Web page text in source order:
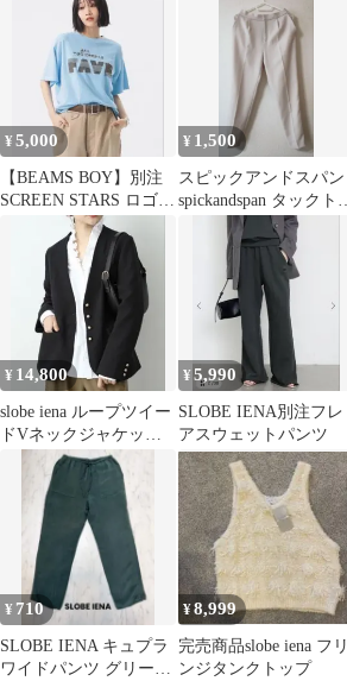
¥5,000
【BEAMS BOY】別注
SCREEN STARS ロゴ
プリントTシャツ
¥ 1,500
スピックアンドスパン
spickandspan タックトラ
ウザーパンツ 36
¥ 14,800
slobe iena ループツイー
ドVネックジャケッ
ト ブラック 36
¥5,990
SLOBE IENA別注フレ
アスウェットパンツ
¥ 710
SLOBE IENA キュプラ
ワイドパンツ グリーン
¥8,999
完売商品slobe iena フリ
ンジタンクトップ